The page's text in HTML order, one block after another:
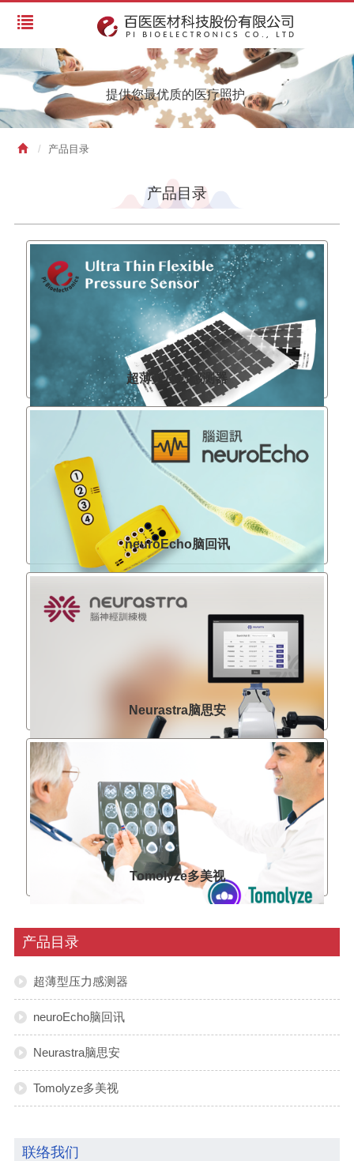
提供您最优质的医疗照护
产品目录
产品目录
超薄型压力感测器
neuroEcho脑回讯
Neurastra脑思安
Tomolyze多美视
产品目录
超薄型压力感测器
neuroEcho脑回讯
Neurastra脑思安
Tomolyze多美视
联络我们